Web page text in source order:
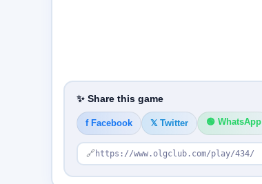
✨ Share this game
f Facebook 𝕏 Twitter 🟢 WhatsApp
🔗 https://www.olgclub.com/play/434/